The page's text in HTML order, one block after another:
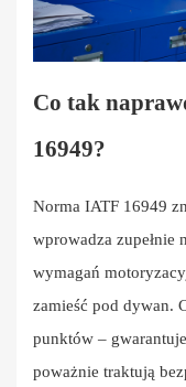
Co tak
16949?
Norma IATF 16949
wprowadza
wymagań
zamieść pod dywan.
punktów –
poważnie traktują